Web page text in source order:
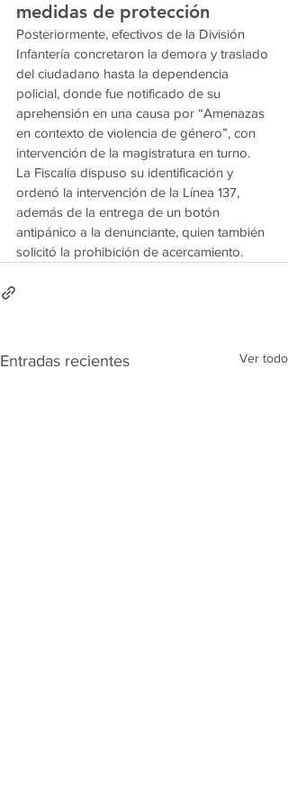
medidas de protección
Posteriormente, efectivos de la División
Infantería concretaron la demora y traslado
del ciudadano hasta la dependencia
policial, donde fue notificado de su
aprehensión en una causa por “Amenazas
en contexto de violencia de género”, con
intervención de la magistratura en turno.
La Fiscalía dispuso su identificación y
ordenó la intervención de la Línea 137,
además de la entrega de un botón
antipánico a la denunciante, quien también
solicitó la prohibición de acercamiento.
Entradas recientes Ver todo